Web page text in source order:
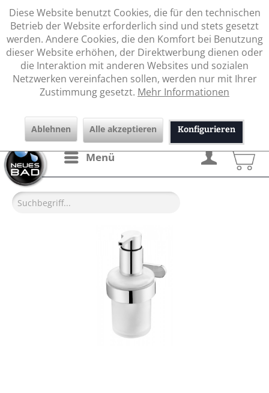
Menü
Diese Website benutzt Cookies, die für den technischen
Betrieb der Website erforderlich sind und stets gesetzt
werden. Andere Cookies, die den Komfort bei Benutzung
dieser Website erhöhen, der Direktwerbung dienen oder
die Interaktion mit anderen Websites und sozialen
Netzwerken vereinfachen sollen, werden nur mit Ihrer
Zustimmung gesetzt. Mehr Informationen
Ablehnen Alle akzeptieren Konfigurieren